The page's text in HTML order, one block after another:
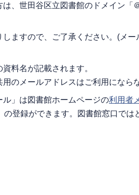
、世田谷区立図書館のドメイン「
ますので、ご了承ください。(メ
料名が記載されます。
のメールアドレスはご利用になら
ル」は図書館ホームページの利用者
登録ができます。図書館窓口では